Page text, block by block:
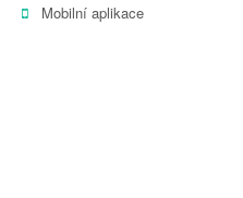
Mobilní aplikace